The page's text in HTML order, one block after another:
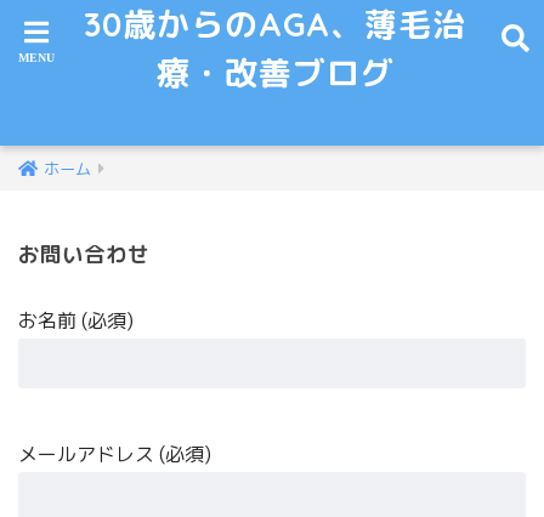
30歳からのAGA、薄毛治
療・改善ブログ
ホーム
お問い合わせ
お名前 (必須)
メールアドレス (必須)